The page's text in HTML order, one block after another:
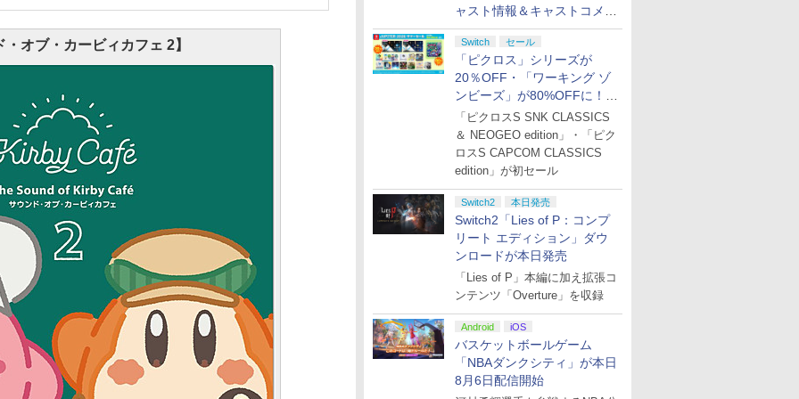
ャスト情報＆キャストコメン
ト、エンドカードを公開！
Switch セール
「ピクロス」シリーズが
20％OFF・「ワーキング ゾ
ンビーズ」が80%OFFに！
「ジュピターサマーセール
2026」開催
「ピクロスS SNK CLASSICS
＆ NEOGEO edition」・「ピク
ロスS CAPCOM CLASSICS
edition」が初セール
Switch2 本日発売
Switch2「Lies of P：コンプ
リート エディション」ダウ
ンロードが本日発売
「Lies of P」本編に加え拡張コ
ンテンツ「Overture」を収録
Android iOS
バスケットボールゲーム
「NBAダンクシティ」が本日
8月6日配信開始
オブ・カービィカフェ 2】